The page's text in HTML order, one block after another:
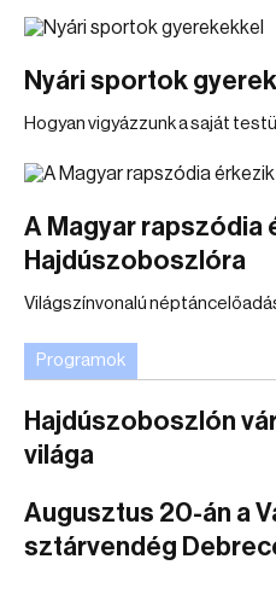
Nyári sportok
Hogyan vigyázzunk a saját
A Magyar rapszódia
Hajdúszoboszlóra
Világszínvonalú
Programok
Hajdúszoboszlón
világa
Augusztus 20-án a
sztárvendég